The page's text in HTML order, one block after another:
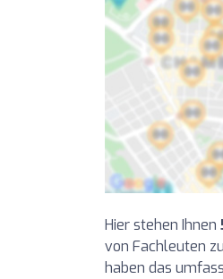
Hier stehen Ihnen
von Fachleuten
haben das